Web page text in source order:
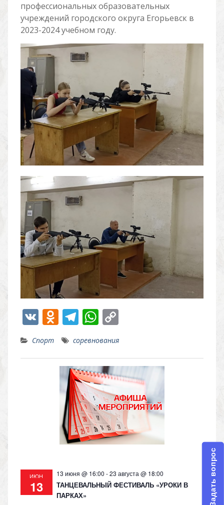
профессиональных образовательных
учреждений городского округа Егорьевск в
2023-2024 учебном году.
V O
d
n
o
kl
as
s
ni
ki
T
e
gr
a
m
W
at
s
A
p
p
C
p
y
Li
n
k
Спорт соревнования
ИЮН
13
13 июня @ 16:00 -23 августа @ 18:00
ТАНЦЕВАЛЬНЫЙ ФЕСТИВАЛЬ «УРОКИ В
ПАРКАХ»
Задать вопрос